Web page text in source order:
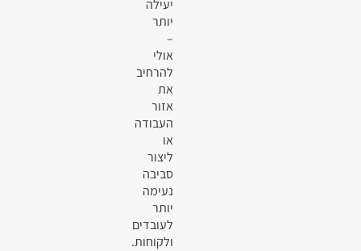
יעילה
יותר
–
אולי
להרחיב
את
אזור
העבודה
או
ליצור
סביבה
נעימה
יותר
לעובדים
ולקוחות.